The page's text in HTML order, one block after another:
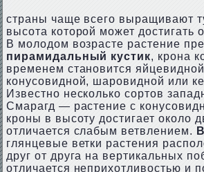
страны чаще всего выращивают
высота которой может достигать
В молодом возрасте растение
пирамидальный кустик, крона
временем становится
конусовидной, шаровидной или
Известно несколько сортов
Смарагд — растение с
кроны в высоту достигает около
отличается слабым ветвлением.
глянцевые ветки растения
друг от друга на вертикальных
отличается неприхотливостью и